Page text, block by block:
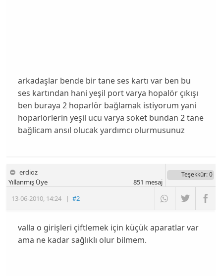
arkadaşlar bende bir tane ses kartı var ben bu
ses kartından hani yeşil port varya hopalör çıkışı
ben buraya 2 hoparlör bağlamak istiyorum yani
hoparlörlerin yeşil ucu varya soket bundan 2 tane
bağlicam ansıl olucak yardımcı olurmusunuz
erdioz
13-06-2010, 14:24 |#2
Yıllanmış Üye
Teşekkür: 0
851 mesaj
valla o girişleri çiftlemek için küçük aparatlar var
ama ne kadar sağlıklı olur bilmem.